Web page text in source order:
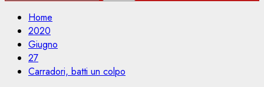
Home
2020
Giugno
27
Carradori, batti un colpo